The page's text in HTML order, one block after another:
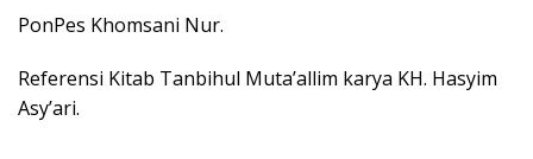
PonPes Khomsani Nur.
Referensi Kitab Tanbihul Muta’allim karya KH. Hasyim
Asy’ari.